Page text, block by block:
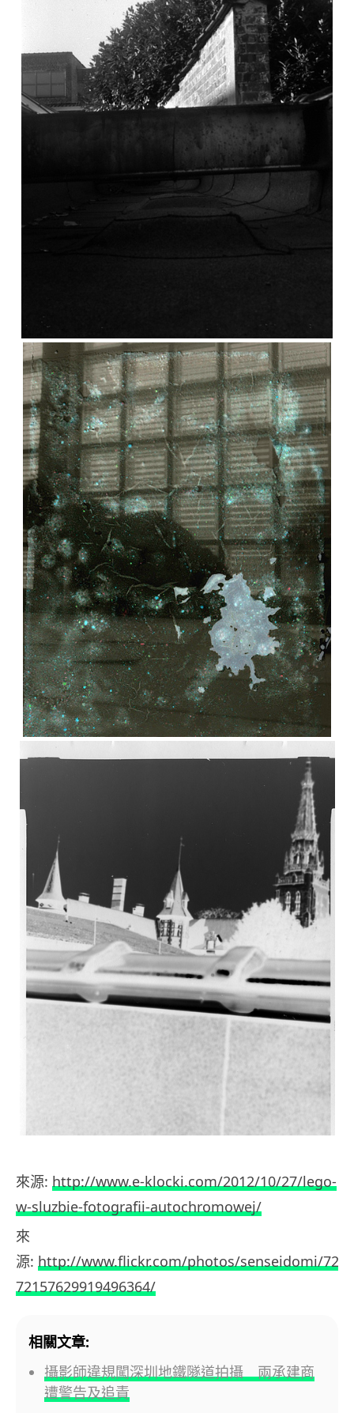
來源: http://www.e-klocki.com/2012/10/27/lego-
w-sluzbie-fotografii-autochromowej/
來
源: http://www.flickr.com/photos/senseidomi/
72157629919496364/
相關文章:
攝影師違規闖深圳地鐵隧道拍攝 兩承建商
遭警告及追責